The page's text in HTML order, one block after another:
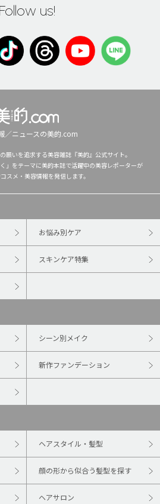
Follow us!
／ニュースの美的.com
願いを追求する美容雑誌『美的』公式サイト。
」をテーマに美的本誌で活躍中の美容レポーターが
スメ・美容情報を発信します。
お悩み別ケア
スキンケア特集
シーン別メイク
新作ファンデーション
ヘアスタイル・髪型
顔の形から似合う髪型を探す
ヘアサロン